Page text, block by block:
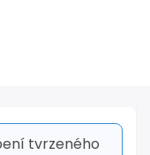
tvrzeného